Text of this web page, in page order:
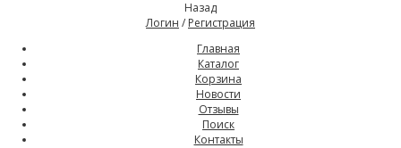
Назад
Логин / Регистрация
Главная
Каталог
Корзина
Новости
Отзывы
Поиск
Контакты